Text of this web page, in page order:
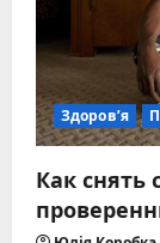
Здоров’я
Как снять